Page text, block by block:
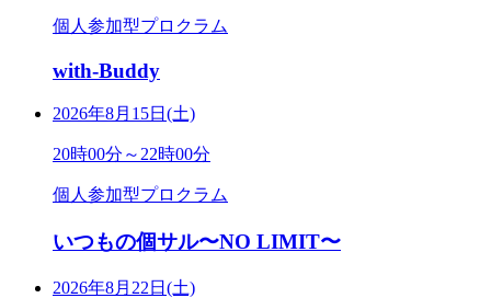
個人参加型プロクラム
with-Buddy
2026年8月15日(土)
20時00分～22時00分
個人参加型プロクラム
いつもの個サル〜NO LIMIT〜
2026年8月22日(土)